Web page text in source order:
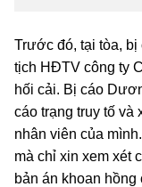
Trước đó, tại tòa,
tịch HĐTV công ty
hối cải. Bị cáo
cáo trạng truy tố và
nhân viên của
mà chỉ xin xem xét
bản án khoan hồng